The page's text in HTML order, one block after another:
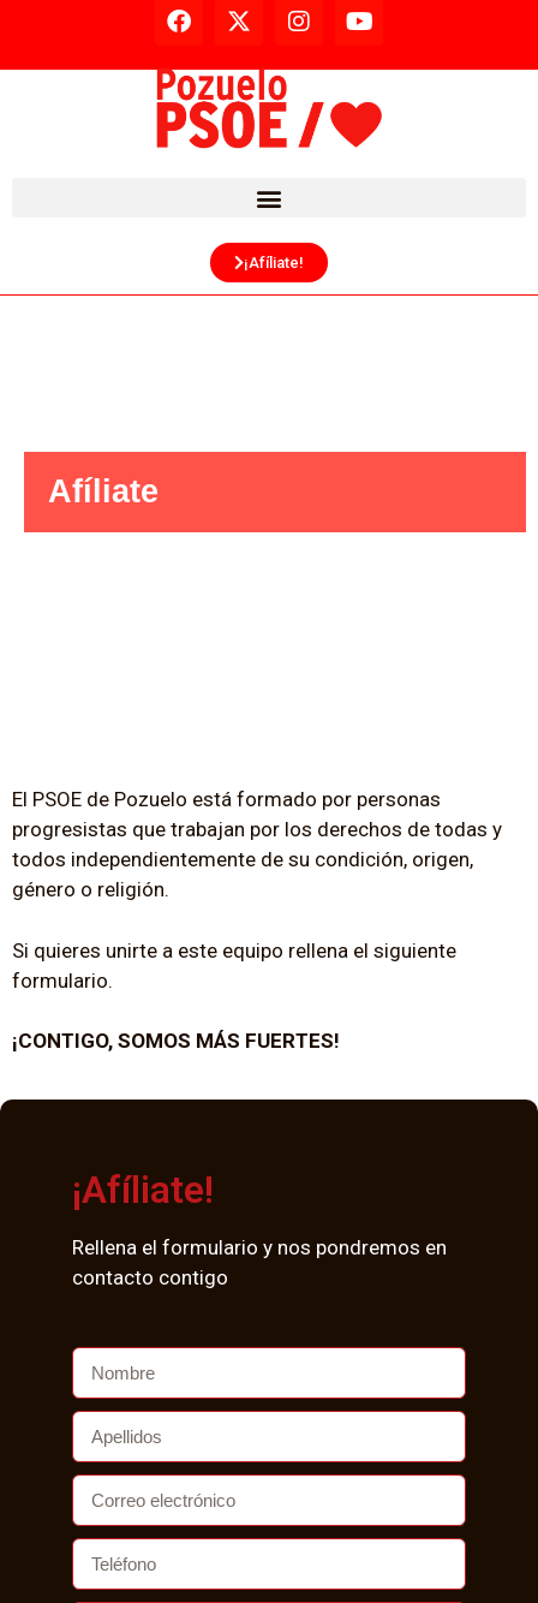
¡Afíliate!
Afíliate
El PSOE de Pozuelo está formado por personas
progresistas que trabajan por los derechos de todas y
todos independientemente de su condición, origen,
género o religión.
Si quieres unirte a este equipo rellena el siguiente
formulario.
¡CONTIGO, SOMOS MÁS FUERTES!
¡Afíliate!
Rellena el formulario y nos pondremos en
contacto contigo